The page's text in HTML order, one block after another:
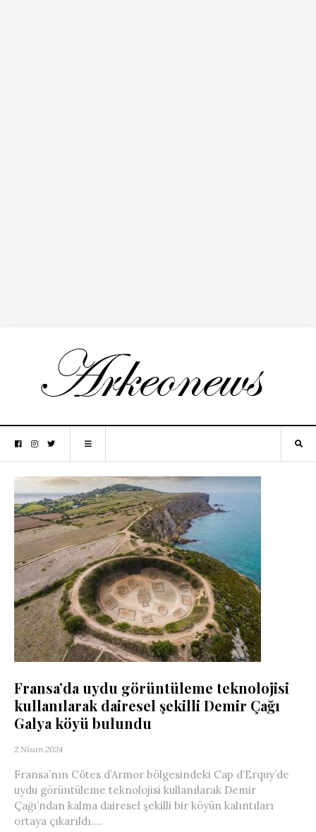
Fransa’da uydu görüntüleme teknolojisi
kullanılarak dairesel şekilli Demir Çağı
Galya köyü bulundu
2 Nisan 2024
Fransa’nın Côtes d’Armor bölgesindeki Cap d’Erquy’de
uydu görüntüleme teknolojisi kullanılarak Demir
Çağı’ndan kalma dairesel şekilli bir köyün kalıntıları
ortaya çıkarıldı....